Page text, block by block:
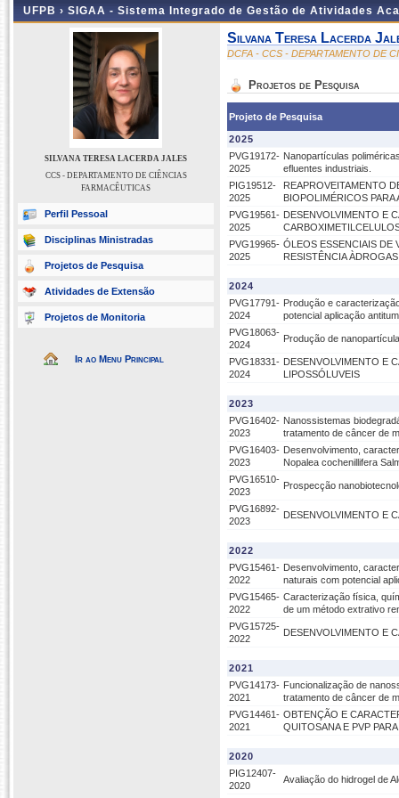
UFPB › SIGAA - Sistema Integrado de Gestão de Atividades
SILVANA TERESA LACERDA JALES
CCS - DEPARTAMENTO DE CIÊNCIAS
FARMACÊUTICAS
Perfil Pessoal
Disciplinas Ministradas
Projetos de Pesquisa
Atividades de Extensão
Projetos de Monitoria
Ir ao Menu Principal
Silvana Teresa Lacerda
DCFA - CCS - DEPARTAMENTO DE
Projetos de Pesquisa
Projeto de Pesquisa
2025
PVG19172-
2025
Nanopartículas
efluentes industriais.
PIG19512-
2025
REAPROVEITAMENTO
BIOPOLIMÉRICOS PARA
PVG19561-
2025
DESENVOLVIMENTO E
PVG19965-
2025
ÓLEOS ESSENCIAIS DE
RESISTÊNCIA
2024
PVG17791-
2024
Produção e
potencial aplicação
PVG18063-
2024
Produção de
PVG18331-
2024
DESENVOLVIMENTO E
LIPOSSÓLUVEIS
2023
PVG16402-
2023
Nanossistemas
tratamento de câncer de
PVG16403-
2023
Desenvolvimento,
Nopalea cochenillifera
PVG16510-
2023
Prospecção
PVG16892-
2023
DESENVOLVIMENTO E
2022
PVG15461-
2022
Desenvolvimento,
naturais com potencial
PVG15465-
2022
Caracterização física,
de um método extrativo
PVG15725-
2022
DESENVOLVIMENTO E
2021
PVG14173-
2021
Funcionalização de
tratamento de câncer de
PVG14461-
2021
OBTENÇÃO E
QUITOSANA E PVP
2020
PIG12407-
2020
Avaliação do hidrogel de